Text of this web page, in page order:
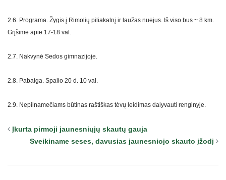
2.6. Programa. Žygis į Rimolių piliakalnį ir laužas nuėjus. Iš viso bus ~ 8 km.
Grįšime apie 17-18 val.
2.7. Nakvynė Sedos gimnazijoje.
2.8. Pabaiga. Spalio 20 d. 10 val.
2.9. Nepilnamečiams būtinas raštiškas tėvų leidimas dalyvauti renginyje.
Įkurta pirmoji jaunesniųjų skautų gauja
Sveikiname seses, davusias jaunesniojo skauto įžodį